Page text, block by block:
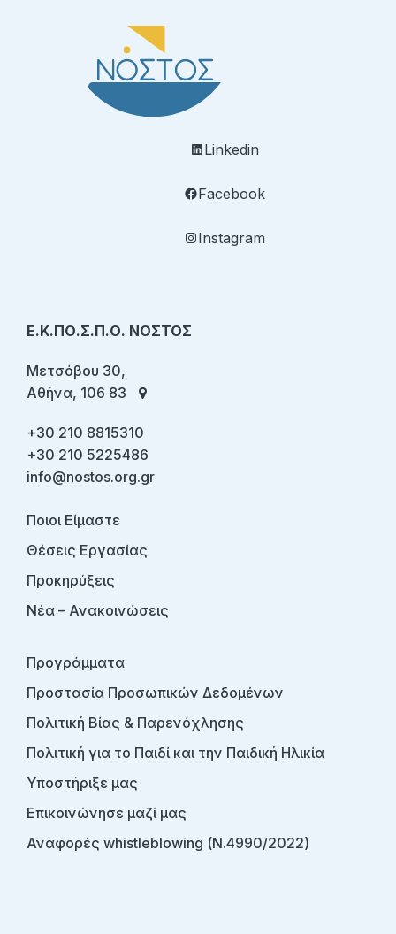
Linkedin
Facebook
Instagram
Ε.Κ.ΠΟ.Σ.Π.Ο. ΝΟΣΤΟΣ
Μετσόβου 30,
Αθήνα, 106 83
+30 210 8815310
+30 210 5225486
info@nostos.org.gr
Ποιοι Είμαστε
Θέσεις Εργασίας
Προκηρύξεις
Νέα – Ανακοινώσεις
Προγράμματα
Προστασία Προσωπικών Δεδομένων
Πολιτική Βίας & Παρενόχλησης
Πολιτική για το Παιδί και την Παιδική Ηλικία
Υποστήριξε μας
Επικοινώνησε μαζί μας
Αναφορές whistleblowing (Ν.4990/2022)